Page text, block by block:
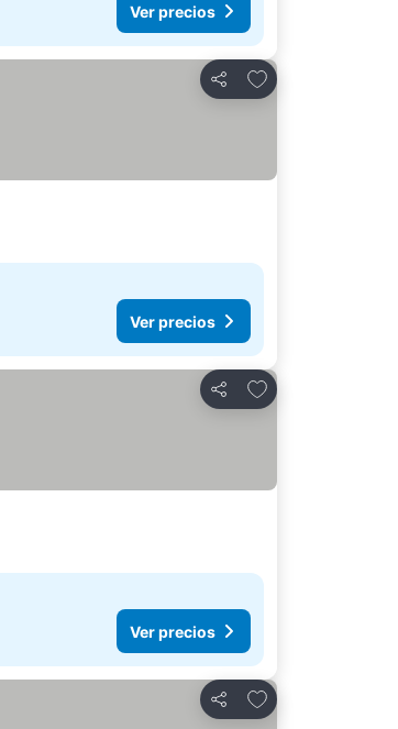
Ver precios
Compartir
Agregar a favoritos
Ver precios
Compartir
Agregar a favoritos
Ver precios
Compartir
Agregar a favoritos